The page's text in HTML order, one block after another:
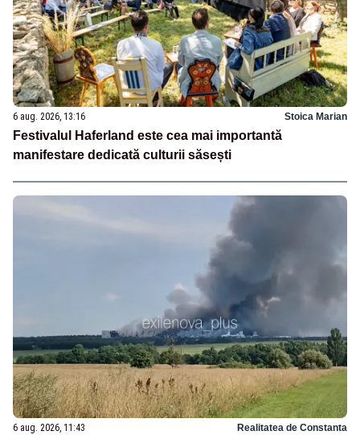
6 aug. 2026, 13:16 Stoica Marian
Festivalul Haferland este cea mai importantă
manifestare dedicată culturii săsești
6 aug. 2026, 11:43 Realitatea de Constanta